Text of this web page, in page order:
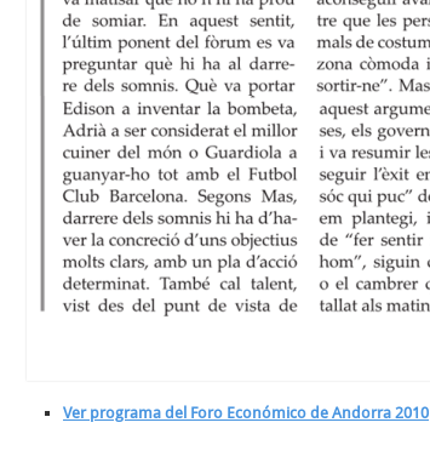
Ver programa del Foro Económico de Andorra 2010